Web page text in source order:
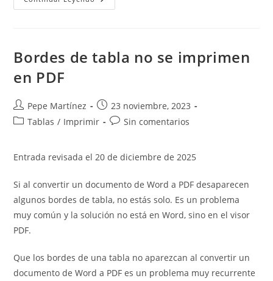
Excel
Bordes de tabla no se imprimen
en PDF
Autor
de
Pepe Martínez
Publicación
de
23 noviembre, 2023
Categoría
entrada:
Tablas / Imprimir
Comentarios
entrada:
Sin comentarios
Entrada revisada el 20 de diciembre de 2025
Si al convertir un documento de Word a PDF desaparecen
algunos bordes de tabla, no estás solo. Es un problema
muy común y la solución no está en Word, sino en el visor
PDF.
Que los bordes de una tabla no aparezcan al convertir un
documento de Word a PDF es un problema muy recurrente